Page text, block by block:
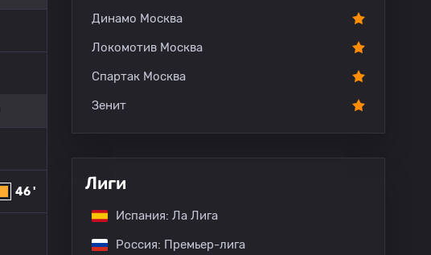
46 '
Динамо Москва
Локомотив Москва
Спартак Москва
Зенит
Лиги
Испания: Ла Лига
Россия: Премьер-лига